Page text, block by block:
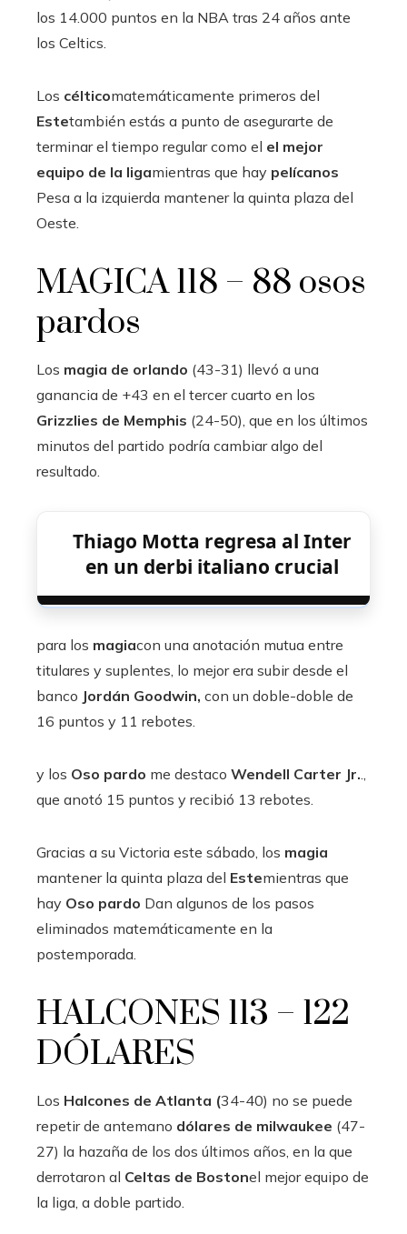
los 14.000 puntos en la NBA tras 24 años ante
los Celtics.
Los célticomatemáticamente primeros del
Estetambién estás a punto de asegurarte de
terminar el tiempo regular como el el mejor
equipo de la ligamientras que hay pelícanos
Pesa a la izquierda mantener la quinta plaza del
Oeste.
MAGICA 118 – 88 osos
pardos
Los magia de orlando (43-31) llevó a una
ganancia de +43 en el tercer cuarto en los
Grizzlies de Memphis (24-50), que en los últimos
minutos del partido podría cambiar algo del
resultado.
Thiago Motta regresa al Inter
en un derbi italiano crucial
para los magiacon una anotación mutua entre
titulares y suplentes, lo mejor era subir desde el
banco Jordán Goodwin, con un doble-doble de
16 puntos y 11 rebotes.
y los Oso pardo me destaco Wendell Carter Jr..,
que anotó 15 puntos y recibió 13 rebotes.
Gracias a su Victoria este sábado, los magia
mantener la quinta plaza del Estemientras que
hay Oso pardo Dan algunos de los pasos
eliminados matemáticamente en la
postemporada.
HALCONES 113 – 122
DÓLARES
Los Halcones de Atlanta (34-40) no se puede
repetir de antemano dólares de milwaukee (47-
27) la hazaña de los dos últimos años, en la que
derrotaron al Celtas de Bostonel mejor equipo de
la liga, a doble partido.